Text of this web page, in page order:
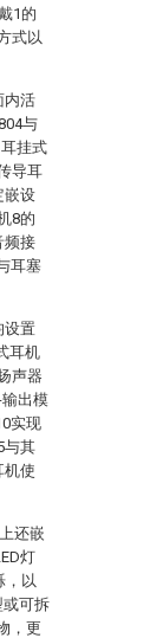
1的
式以
内活
与
挂式
导耳
嵌设
8的
频接
耳塞
设置
耳机
声器
出模
实现
与其
机使
还嵌
灯
，以
或可拆
，更